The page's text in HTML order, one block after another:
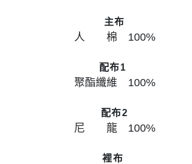
主布
人 棉 100%
配布1
聚酯纖維 100%
配布2
尼 龍 100%
裡布